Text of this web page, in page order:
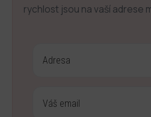
rychlost jsou na vaší adrese